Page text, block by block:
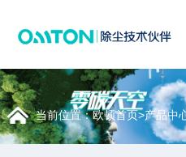
当前位置：欧顿首页>产品中